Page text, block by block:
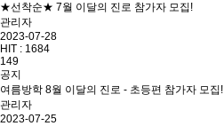
★선착순★ 7월 이달의 진로 참가자 모집!
관리자
2023-07-28
HIT : 1684
149
공지
여름방학 8월 이달의 진로 - 초등편 참가자 모집!
관리자
2023-07-25